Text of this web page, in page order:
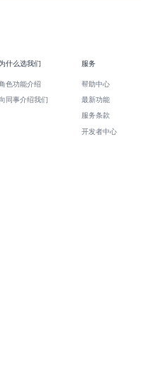
为什么选我们
色功能介绍
同事介绍我们
服务
帮助中心
最新功能
服务条款
开发者中心